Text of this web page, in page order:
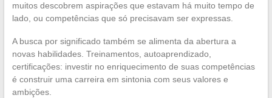
muitos descobrem aspirações que estavam há muito tempo de
lado, ou competências que só precisavam ser expressas.
A busca por significado também se alimenta da abertura a
novas habilidades. Treinamentos, autoaprendizado,
certificações: investir no enriquecimento de suas competências
é construir uma carreira em sintonia com seus valores e
ambições.